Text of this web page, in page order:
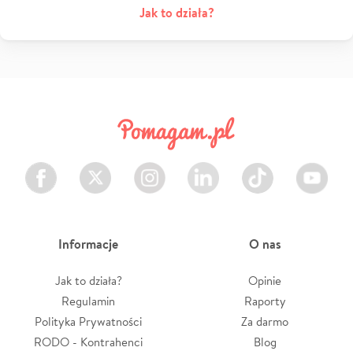
Jak to działa?
Facebook Twitter Instagram LinkedIn TikTok Youtube
Informacje
Jak to działa?
Regulamin
Polityka Prywatności
RODO - Kontrahenci
O nas
Opinie
Raporty
Za darmo
Blog